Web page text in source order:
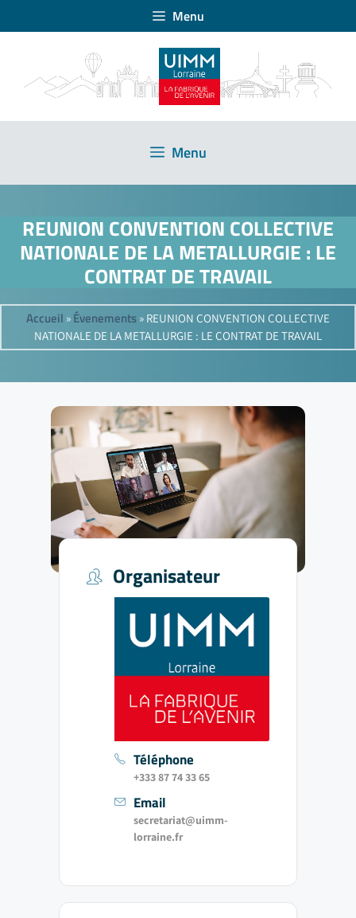
Menu
Menu
REUNION CONVENTION COLLECTIVE
NATIONALE DE LA METALLURGIE : LE
CONTRAT DE TRAVAIL
Accueil » Évenements » REUNION CONVENTION COLLECTIVE
NATIONALE DE LA METALLURGIE : LE CONTRAT DE TRAVAIL
Organisateur
Téléphone
+333 87 74 33 65
Email
secretariat@uimm-
lorraine.fr